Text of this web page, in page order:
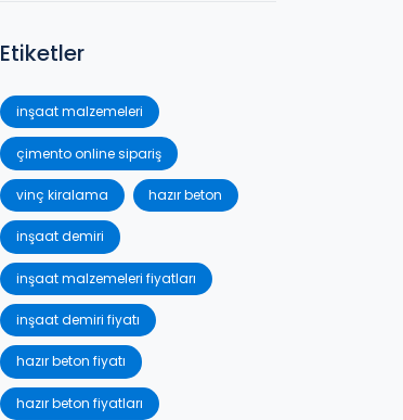
Etiketler
inşaat malzemeleri
çimento online sipariş
vinç kiralama hazır beton
inşaat demiri
inşaat malzemeleri fiyatları
inşaat demiri fiyatı
hazır beton fiyatı
hazır beton fiyatları